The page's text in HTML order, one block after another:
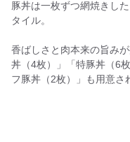
豚丼は一枚ずつ網焼きし
タイル。
香ばしさと肉本来の旨み
丼（4枚）」「特豚丼（6
フ豚丼（2枚）」も用意さ